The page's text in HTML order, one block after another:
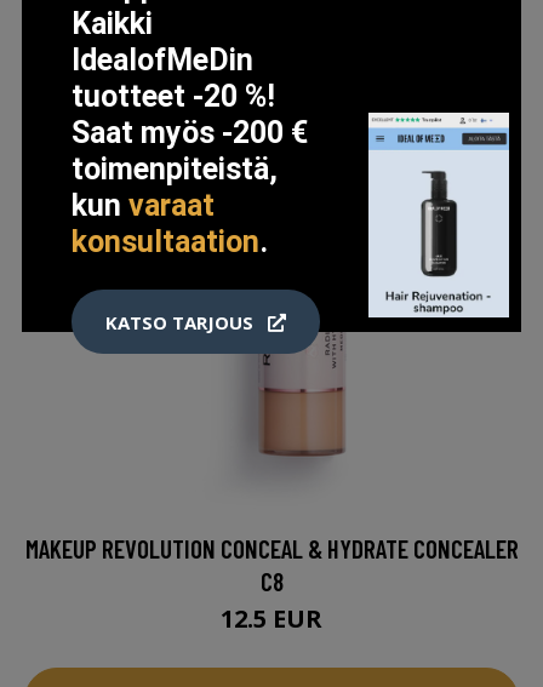
MAKEUP REVOLUTION CONCEAL & HYDRATE CONCEALER
C8
12.5 EUR
Kaikki
IdealofMeDin
tuotteet -20 %!
Saat myös -200 €
toimenpiteistä,
kunvaraat
konsultaation.
KATSO TARJOUS